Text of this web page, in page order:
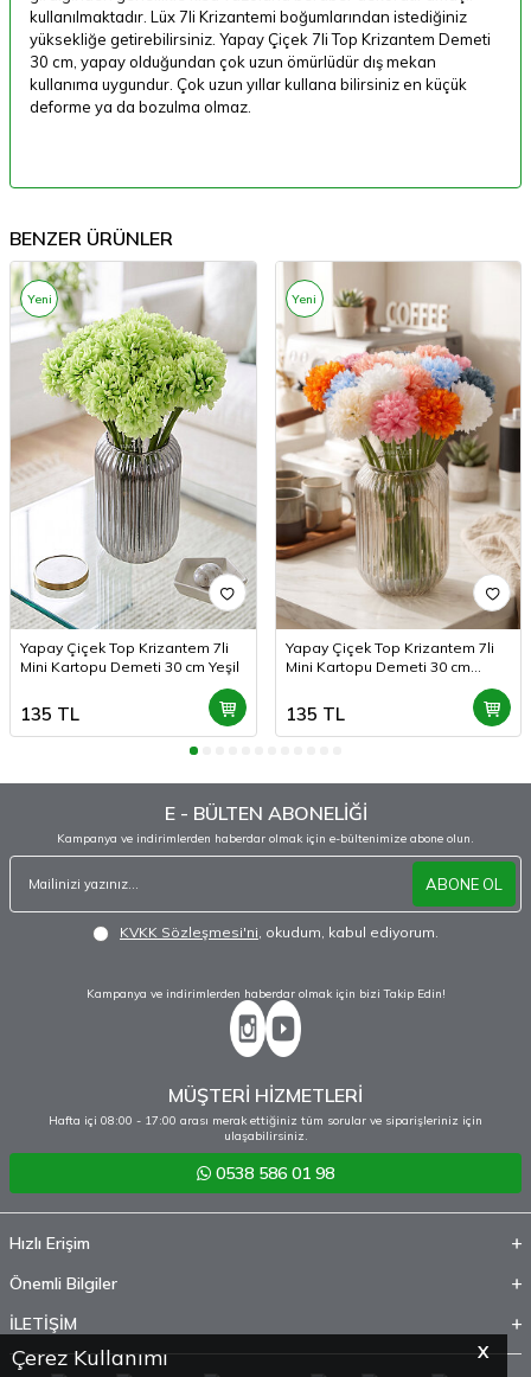
X
Çerez Kullanımı
kullanılmaktadır. Lüx 7li Krizantemi boğumlarından istediğiniz
yüksekliğe getirebilirsiniz. Yapay Çiçek 7li Top Krizantem Demeti
30 cm, yapay olduğundan çok uzun ömürlüdür dış mekan
kullanıma uygundur. Çok uzun yıllar kullana bilirsiniz en küçük
deforme ya da bozulma olmaz.
BENZER ÜRÜNLER
Yeni
Yapay Çiçek Top Krizantem 7li
Mini Kartopu Demeti 30 cm Yeşil
135 TL
Yeni
Yapay Çiçek Top Krizantem 7li
Mini Kartopu Demeti 30 cm
135 TL
E - BÜLTEN ABONELİĞİ
Kampanya ve indirimlerden haberdar olmak için e-bültenimize abone olun.
ABONE OL
KVKK Sözleşmesi'ni, okudum, kabul ediyorum.
Kampanya ve indirimlerden haberdar olmak için bizi Takip Edin!
MÜŞTERİ HİZMETLERİ
Hafta içi 08:00 - 17:00 arası merak ettiğiniz tüm sorular ve siparişleriniz için
ulaşabilirsiniz.
0538 586 01 98
Hızlı Erişim
Önemli Bilgiler
İLETİŞİM